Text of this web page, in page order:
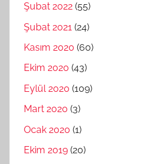
Şubat 2022 (55)
Şubat 2021 (24)
Kasım 2020 (60)
Ekim 2020 (43)
Eylül 2020 (109)
Mart 2020 (3)
Ocak 2020 (1)
Ekim 2019 (20)